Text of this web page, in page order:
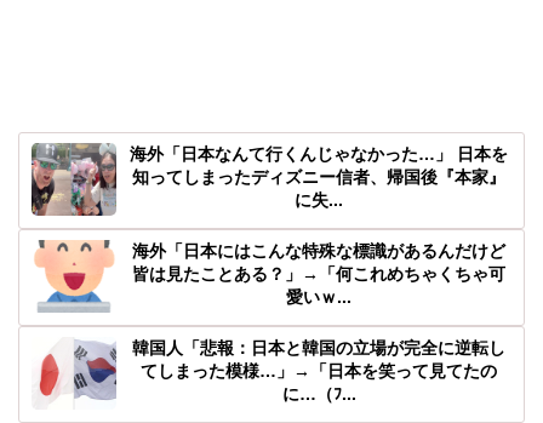
海外「日本なんて行くんじゃなかった…」 日本を
知ってしまったディズニー信者、帰国後『本家』
に失...
海外「日本にはこんな特殊な標識があるんだけど
皆は見たことある？」→「何これめちゃくちゃ可
愛いｗ...
韓国人「悲報：日本と韓国の立場が完全に逆転し
てしまった模様…」→「日本を笑って見てたの
に…（ﾌ...